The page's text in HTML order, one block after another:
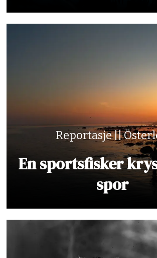
Reportasje ||
En sportsfisker
spor